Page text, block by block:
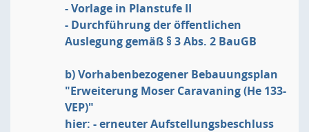
- Vorlage in Planstufe II
- Durchführung der öffentlichen
Auslegung gemäß § 3 Abs. 2 BauGB
b) Vorhabenbezogener Bebauungsplan
"Erweiterung Moser Caravaning (He 133-
VEP)"
hier: - erneuter Aufstellungsbeschluss